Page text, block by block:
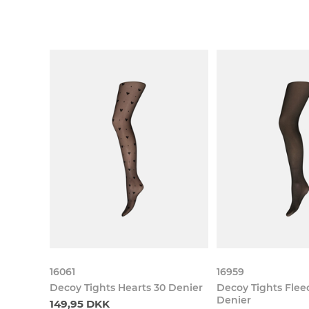
16061
Decoy Tights Hearts 30 Denier
149,95 DKK
16959
Decoy Tights
Denier